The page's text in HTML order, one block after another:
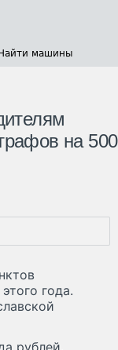
Найти машины
на 500
года.